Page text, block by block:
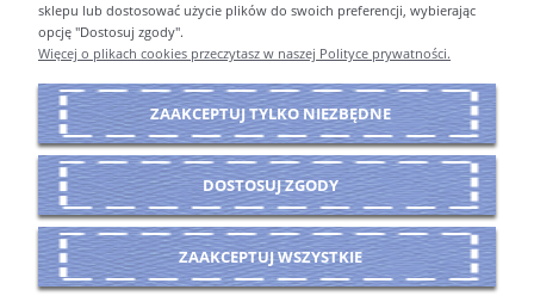
INFORMACJE
O NAS
POKAŻ PEŁNĄ WERSJĘ STRONY
Sklep internetowy Shoper Premium
sklepu lub dostosować użycie plików do swoich preferencji, wybierając
opcję "Dostosuj zgody".
Więcej o plikach cookies przeczytasz w naszej Polityce prywatności.
ZAAKCEPTUJ TYLKO NIEZBĘDNE
DOSTOSUJ ZGODY
ZAAKCEPTUJ WSZYSTKIE